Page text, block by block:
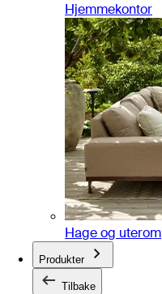
Hjemmekontor
Hage og uterom
Produkter
Tilbake